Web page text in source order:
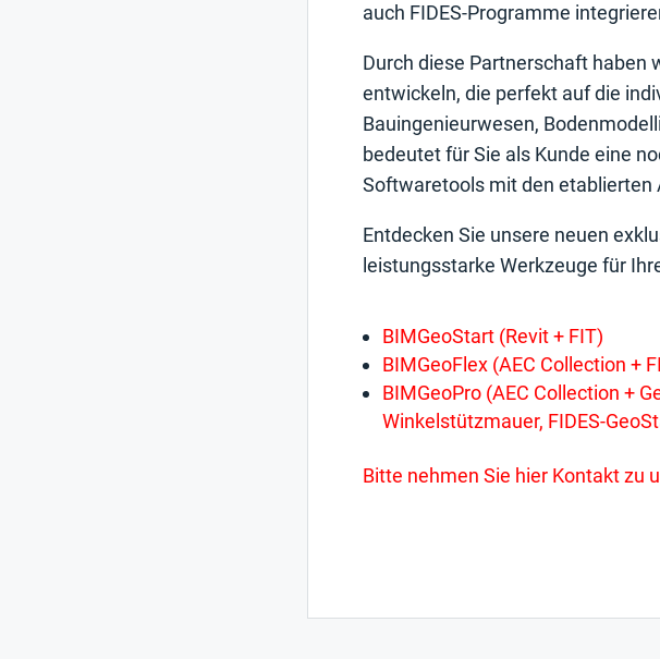
auch FIDES-Programme
Durch diese Partnerschaft haben
entwickeln, die perfekt auf die
Bauingenieurwesen,
bedeutet für Sie als Kunde eine
Softwaretools mit den etablierten
Entdecken Sie unsere neuen
leistungsstarke Werkzeuge für
BIMGeoStart (Revit + FIT)
BIMGeoFlex (AEC Collection +
BIMGeoPro (AEC Collection +
Winkelstützmauer, FIDES-
Bitte nehmen Sie hier Kontakt zu